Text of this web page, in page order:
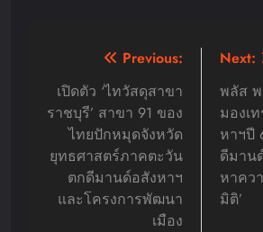
navigation
Previous:
เปิดตัว ‘ไทวัสดุสาขา
ราชบุรี’ สาขา 91 ของ
ไทยปักหมุดจังหวัด
ยุทธศาสตร์ภาคตะวัน
ตกดีมานด์อสังหาฯ
และโครงการพัฒนา
เมือง
Next:
พลัส
มองเ
หาฯปี
ดีมาน
หาคว
มิติ’